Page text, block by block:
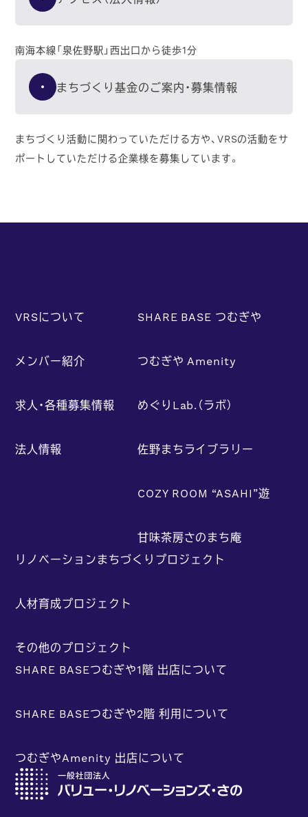
南海本線「泉佐野駅」西出口から徒歩1分
まちづくり基金のご案内・募集情報
まちづくり活動に関わっていただける方や、VRSの活動をサ
ポートしていただける企業様を募集しています。
VRSについて
メンバー紹介
求人・各種募集情報
法人情報
SHARE BASE つむぎや
つむぎや Amenity
めぐりLab.（ラボ）
佐野まちライブラリー
COZY ROOM “ASAHI”遊
甘味茶房さのまち庵
リノベーションまちづくりプロジェクト
人材育成プロジェクト
その他のプロジェクト
SHARE BASEつむぎや1階 出店について
SHARE BASEつむぎや2階 利用について
つむぎやAmenity 出店について